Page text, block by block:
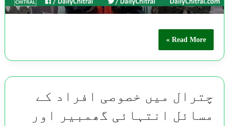
Read More »
چترال میں خصوصی افراد کے
مسائل انتہائی گھمبیر اور